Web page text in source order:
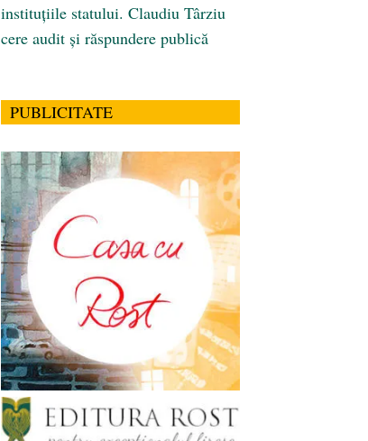
instituțiile statului. Claudiu Târziu
cere audit și răspundere publică
PUBLICITATE